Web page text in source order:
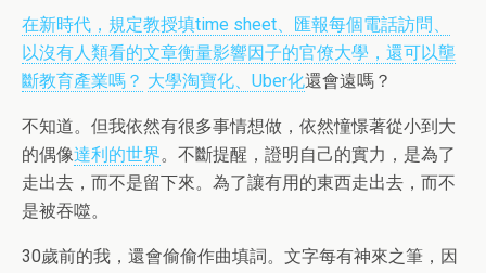
在新時代，規定教授填time sheet、匯報每個電話訪問、
以沒有人類看的文章衡量影響因子的官僚大學，還可以壟
斷教育產業嗎？ 大學淘寶化、Uber化還會遠嗎？
不知道。但我依然有很多事情想做，依然憧憬著從小到大
的偶像達利的世界。不斷提醒，證明自己的實力，是為了
走出去，而不是留下來。為了讓有用的東西走出去，而不
是被吞噬。
30歲前的我，還會偷偷作曲填詞。文字每有神來之筆，因